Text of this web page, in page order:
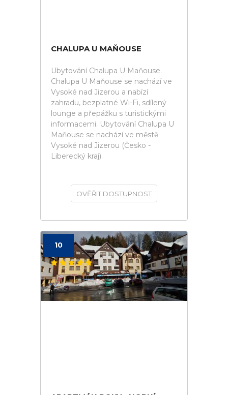
CHALUPA U MAŇOUSE
Ubytování Chalupa U Maňouse.
Chalupa U Maňouse se nachází ve
Vysoké nad Jizerou a nabízí
zahradu, bezplatné Wi-Fi, sdílený
lounge a přepážku s turistickými
informacemi. Ubytování Chalupa U
Maňouse se nachází ve městě
Vysoké nad Jizerou (Česko -
Liberecký kraj).
OVĚŘIT DOSTUPNOST
10